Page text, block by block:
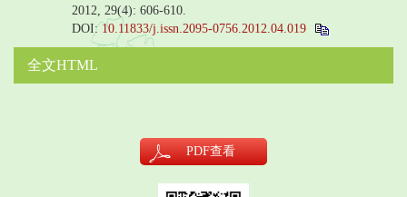
2012, 29(4): 606-610.
DOI: 10.11833/j.issn.2095-0756.2012.04.019
全文HTML
PDF查看